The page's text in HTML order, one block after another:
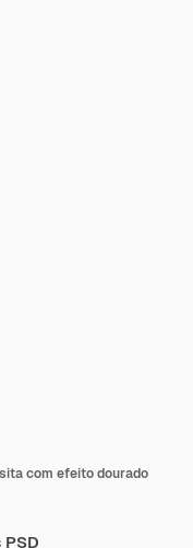
com efeito dourado